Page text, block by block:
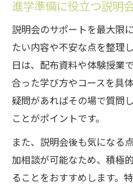
進学準備に役立つ説明
説明会のサポートを最大限
たい内容や不安な点を整理
日は、配布資料や体験授業
合った学び方やコースを具
疑問があればその場で質問
ことがポイントです。
また、説明会後も気になる
加相談が可能なため、積極
ることをおすすめします。